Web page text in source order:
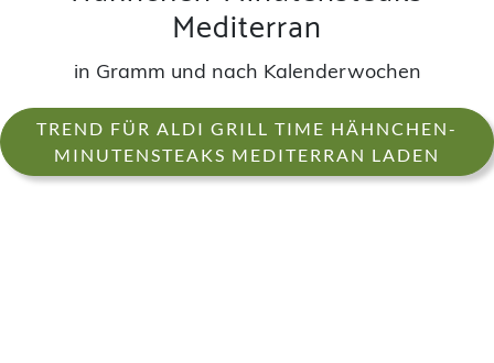
Mediterran
in Gramm und nach Kalenderwochen
TREND FÜR ALDI GRILL TIME HÄHNCHEN-
MINUTENSTEAKS MEDITERRAN LADEN